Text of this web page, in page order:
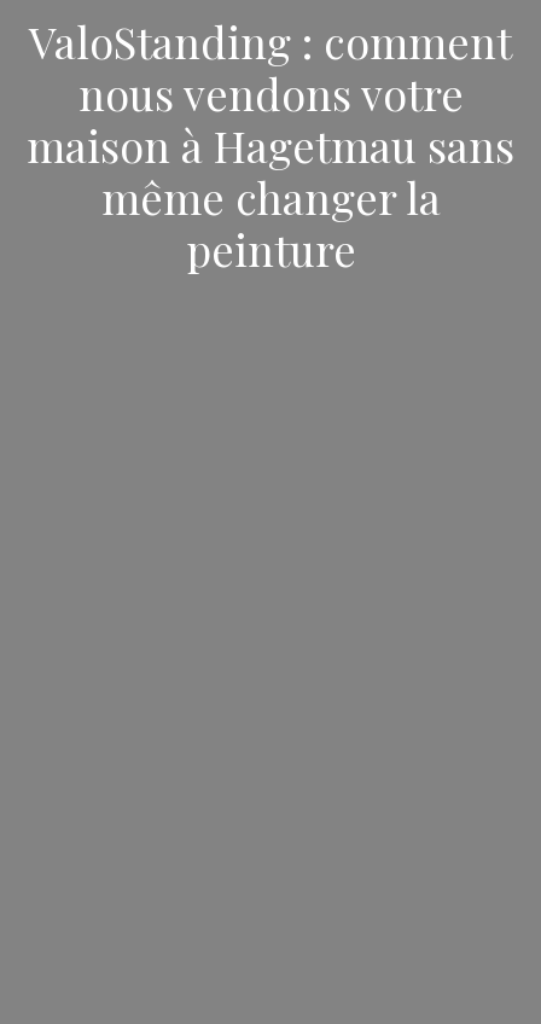
ValoStanding : comment
nous vendons votre
maison à Hagetmau sans
même changer la
peinture